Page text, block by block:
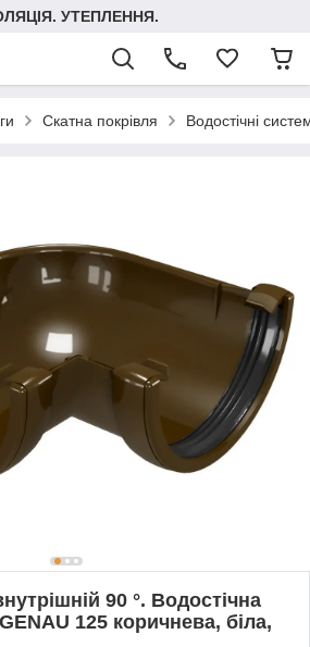
УТЕПЛЕННЯ.
Скатна покрівля Водостічні
90 °. Водостічна
125 коричнева, біла,